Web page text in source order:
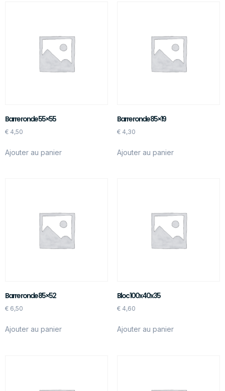
Barre ronde 55×55
€ 4,50
Ajouter au panier
Barre ronde 85×19
€4,30
Ajouter au panier
Barre ronde 85×52
€ 6,50
Ajouter au panier
Bloc 100x40x35
€4,60
Ajouter au panier